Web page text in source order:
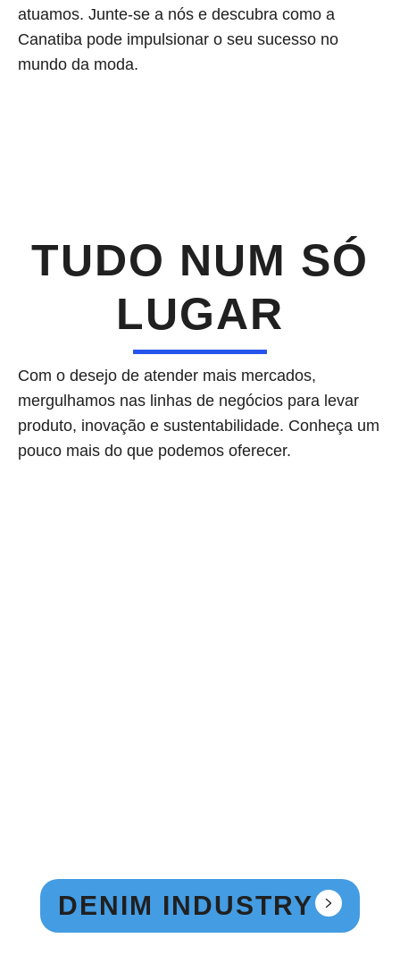
atuamos. Junte-se a nós e descubra como a
Canatiba pode impulsionar o seu sucesso no
mundo da moda.
TUDO NUM SÓ
LUGAR
Com o desejo de atender mais mercados,
mergulhamos nas linhas de negócios para levar
produto, inovação e sustentabilidade. Conheça um
pouco mais do que podemos oferecer.
DENIM INDUSTRY